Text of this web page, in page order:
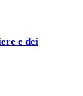
e dei